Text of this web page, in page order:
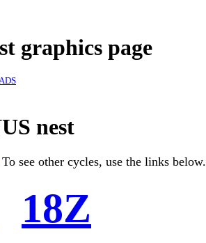
graphics page
nest
see other cycles, use the links below.
18Z